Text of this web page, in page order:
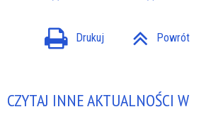
Drukuj Powrót
CZYTAJ INNE AKTUALNOŚCI W